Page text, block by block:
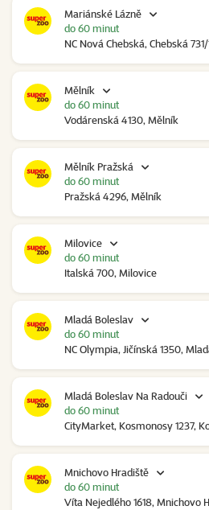
Mariánské Lázně
NC Nová Chebská, Chebská
do 60 minut
Mělník
Vodárenská 4130, Mělník
do 60 minut
Mělník Pražská
Pražská 4296, Mělník
do 60 minut
Milovice
Italská 700, Milovice
do 60 minut
Mladá Boleslav
NC Olympia, Jičínská 1350,
do 60 minut
Mladá Boleslav Na Radouči
CityMarket, Kosmonosy 1237,
do 60 minut
Mnichovo Hradiště
Víta Nejedlého 1618, Mnichovo
do 60 minut